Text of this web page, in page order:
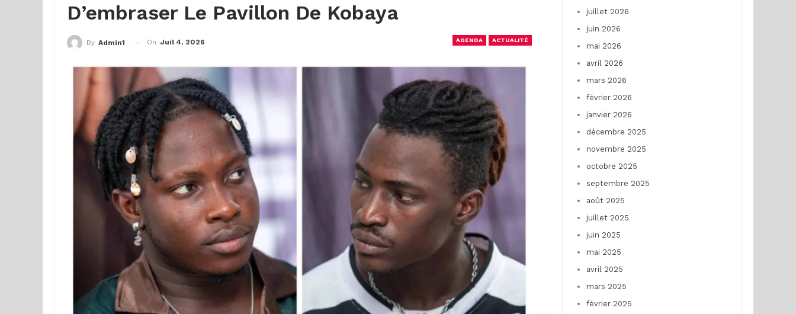
D’embraser Le Pavillon De Kobaya
AGENDA ACTUALITÉ
By Admin1 On Juil 4, 2026
juillet 2026
juin 2026
mai 2026
avril 2026
mars 2026
février 2026
janvier 2026
décembre 2025
novembre 2025
octobre 2025
septembre 2025
août 2025
juillet 2025
juin 2025
mai 2025
avril 2025
mars 2025
février 2025